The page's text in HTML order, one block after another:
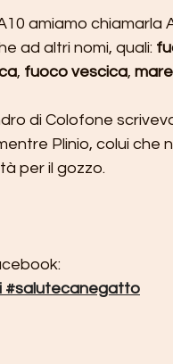
amiamo chiamarla
ad altri nomi, quali:
, fuoco vescica,
di Colofone
Plinio, colui che
per il gozzo.
#salutecanegatto